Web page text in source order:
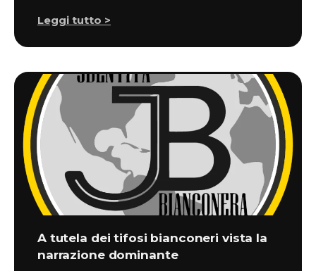
Leggi tutto >
A tutela dei tifosi bianconeri vista la
narrazione dominante